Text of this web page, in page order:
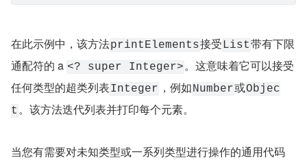
在此示例中，该方法printElements接受List带有下限
通配符的 a <? super Integer>。这意味着它可以接受
任何类型的超类列表Integer ，例如Number或Objec
t 。该方法迭代列表并打印每个元素。
当您有需要对未知类型或一系列类型进行操作的通用代码